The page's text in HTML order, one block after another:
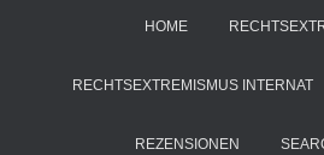
HOME
RECHTSEXTREMISMUS INTERNAT
REZENSIONEN